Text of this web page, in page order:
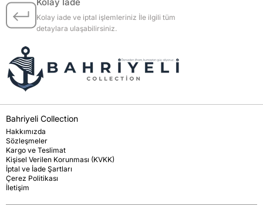
Kolay iade ve iptal işlemleriniz İle ilgili tüm
detaylara ulaşabilirsiniz.
Bahriyeli Collection
Hakkımızda
Sözleşmeler
Kargo ve Teslimat
Kişisel Verilen Korunması (KVKK)
İptal ve İade Şartları
Çerez Politikası
İletişim